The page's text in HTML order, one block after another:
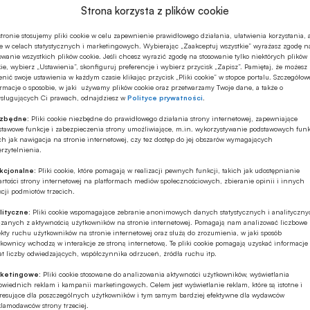
Strona korzysta z plików cookie
stosujemy pliki cookie w celu zapewnienie prawidłowego działania, ułatwienia korzystania, a
w celach statystycznych i marketingowych. Wybierając „Zaakceptuj wszystkie” wyrażasz zgodę
wszystkich plików cookie. Jeśli chcesz wyrazić zgodę na stosowanie tylko niektórych plików
wybierz „Ustawienia”, skonfiguruj preferencje i wybierz przycisk „Zapisz”. Pamiętaj, że możesz
swoje ustawienia w każdym czasie klikając przycisk „Pliki cookie” w stopce portalu.
o sposobie, w jaki używamy plików cookie oraz przetwarzamy Twoje dane, a także o
Ci prawach, odnajdziesz wPolityce prywatności
Pliki cookie niezbędne do prawidłowego działania strony internetowej, zapewniające
funkcje i zabezpieczenia strony umożliwiające, m.in. wykorzystywanie podstawowych
jak nawigacja na stronie internetowej, czy tez dostęp do jej obszarów wymagających
Pliki cookie, które pomagają w realizacji pewnych funkcji, takich jak udostępnianie
strony internetowej na platformach mediów społecznościowych, zbieranie opinii i innych
podmiotów trzecich.
Pliki cookie wspomagające zebranie anonimowych danych statystycznych i
z aktywnością użytkowników na stronie internetowej. Pomagają nam analizować liczbowe
ruchu użytkowników na stronie internetowej oraz służą do zrozumienia, w jaki sposób
wchodzą w interakcje ze stroną internetową. Te pliki cookie pomagają uzyskać informacje
liczby odwiedzających, współczynnika odrzuceń, źródła ruchu itp.
Pliki cookie stosowane do analizowania aktywności użytkowników, wyświetlania
reklam i kampanii marketingowych. Celem jest wyświetlanie reklam, które są istotne i
dla poszczególnych użytkowników i tym samym bardziej efektywne dla wydawców
strony trzeciej.
roku, znowelizowana ustawa o usługach
transakcjami konsumenckimi i biznesowymi.
odgórnym limitem na poziomie 0,5% wartości